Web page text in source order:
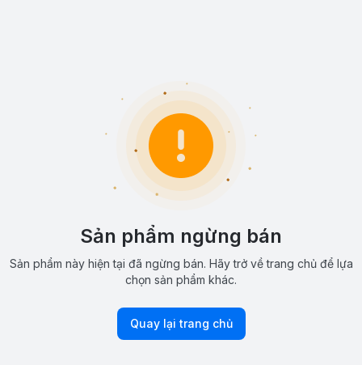
Sản phẩm ngừng bán
Sản phẩm này hiện tại đã ngừng bán. Hãy trở về trang chủ để lựa
chọn sản phẩm khác.
Quay lại trang chủ